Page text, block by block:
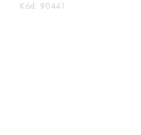
Kód: 90441